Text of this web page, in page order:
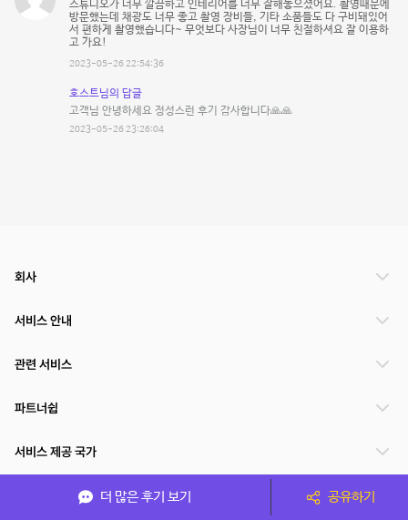
스튜디오가 너무 깔끔하고 인테리어를 너무 잘해놓으셨어요. 촬영때문에
방문했는데 채광도 너무 좋고 촬영 장비들, 기타 소품들도 다 구비돼있어
서 편하게 촬영했습니다~ 무엇보다 사장님이 너무 친절하셔요 잘 이용하
고 가요!
2023-05-26 22:54:36
호스트님의 답글
고객님 안녕하세요 정성스런 후기 감사합니다🙏🙏
2023-05-26 23:26:04
더 많은 후기 보기 공유하기
회사
서비스 안내
관련 서비스
파트너쉽
서비스 제공 국가